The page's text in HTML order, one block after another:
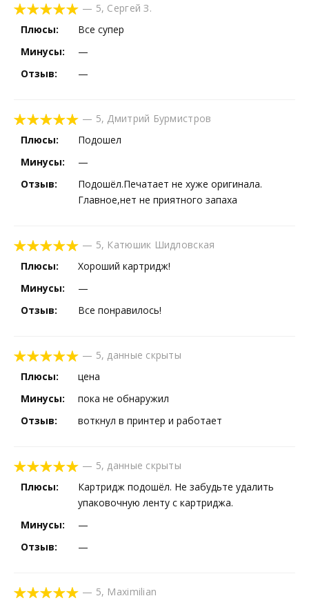
— 5, Сергей З.
Плюсы:
Все супер
Минусы:
—
Отзыв:
—
— 5, Дмитрий Бурмистров
Плюсы:
Подошел
Минусы:
—
Отзыв:
Подошёл.Печатает не хуже оригинала.
Главное,нет не приятного запаха
— 5, Катюшик Шидловская
Плюсы:
Хороший картридж!
Минусы:
—
Отзыв:
Все понравилось!
— 5, данные скрыты
Плюсы:
цена
Минусы:
пока не обнаружил
Отзыв:
воткнул в принтер и работает
— 5, данные скрыты
Плюсы:
Картридж подошёл. Не забудьте удалить
упаковочную ленту с картриджа.
Минусы:
—
Отзыв:
—
— 5, Maximilian